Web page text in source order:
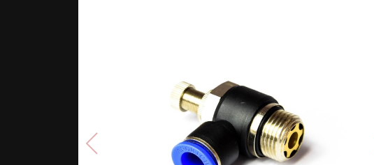
Poprzedni